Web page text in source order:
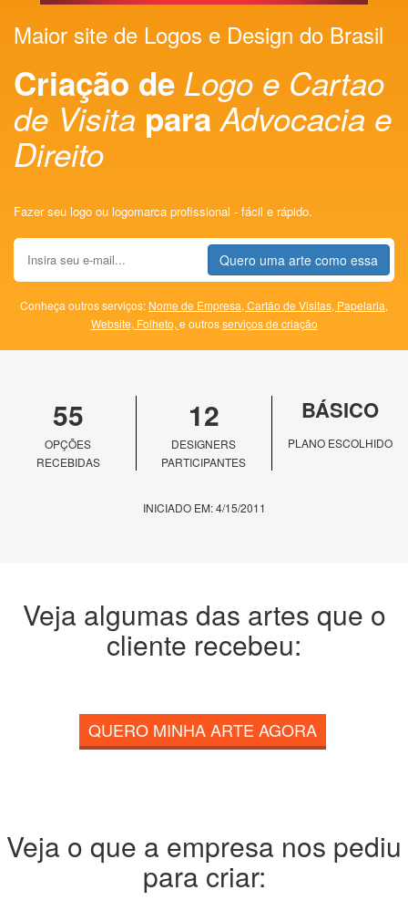
Maior site de Logos e Design do Brasil
Criação de Logo e Cartao
de Visita para Advocacia e
Direito
Fazer seu logo ou logomarca profissional - fácil e rápido.
Quero uma arte como essa
Conheça outros serviços: Nome de Empresa, Cartão de Visitas, Papelaria,
Website, Folheto, e outrosserviços de criação
55
OPÇÕES
RECEBIDAS
12
DESIGNERS
PARTICIPANTES
BÁSICO
PLANO ESCOLHIDO
INICIADO EM: 4/15/2011
Veja algumas das artes que o
cliente recebeu:
QUERO MINHA ARTE AGORA
Veja o que a empresa nos pediu
para criar: